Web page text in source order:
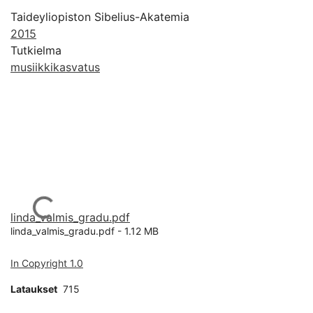
Taideyliopiston Sibelius-Akatemia
2015
Tutkielma
musiikkikasvatus
Ladataan...
linda_valmis_gradu.pdf
linda_valmis_gradu.pdf - 1.12 MB
In Copyright 1.0
Lataukset 715